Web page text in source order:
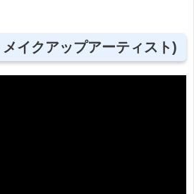
イクアップアーティスト)